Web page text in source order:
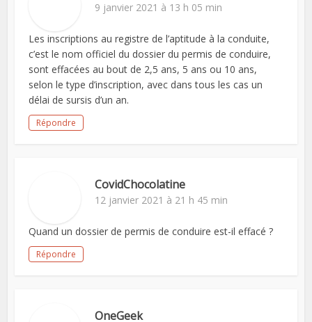
9 janvier 2021 à 13 h 05 min
Les inscriptions au registre de l’aptitude à la conduite,
c’est le nom officiel du dossier du permis de conduire,
sont effacées au bout de 2,5 ans, 5 ans ou 10 ans,
selon le type d’inscription, avec dans tous les cas un
délai de sursis d’un an.
Répondre
CovidChocolatine
12 janvier 2021 à 21 h 45 min
Quand un dossier de permis de conduire est-il effacé ?
Répondre
OneGeek